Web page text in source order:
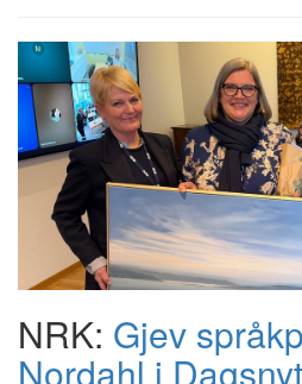
NRK: Gjev
Nordahl i